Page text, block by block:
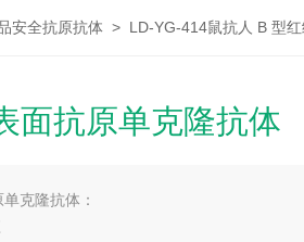
安全抗原抗体 > LD-YG-414鼠抗人 B 型
面抗原单克隆抗体
克隆抗体：